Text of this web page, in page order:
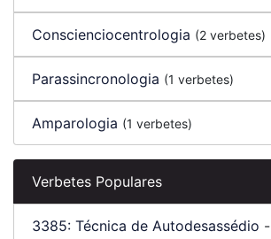
Conscienciocentrologia (2 verbetes)
Parassincronologia (1 verbetes)
Amparologia (1 verbetes)
Verbetes Populares
3385: Técnica de Autodesassédio -